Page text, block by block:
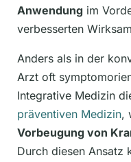
Anwendung im
verbesserten
Anders als in der
Arzt oft
Integrative Medizin
präventiven Medizin,
Vorbeugung von
Durch diesen Ansatz